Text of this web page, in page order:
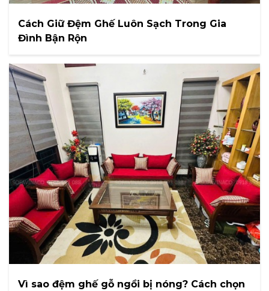
Cách Giữ Đệm Ghế Luôn Sạch Trong Gia
Đình Bận Rộn
Vì sao đệm ghế gỗ ngồi bị nóng? Cách chọn